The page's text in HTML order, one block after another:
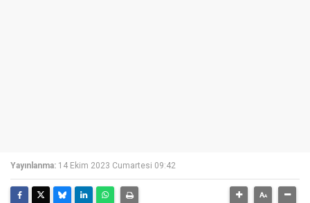
Yayınlanma: 14 Ekim 2023 Cumartesi 09:42